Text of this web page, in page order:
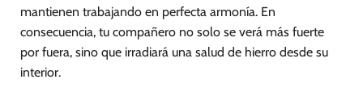
mantienen trabajando en perfecta armonía. En
consecuencia, tu compañero no solo se verá más fuerte
por fuera, sino que irradiará una salud de hierro desde su
interior.